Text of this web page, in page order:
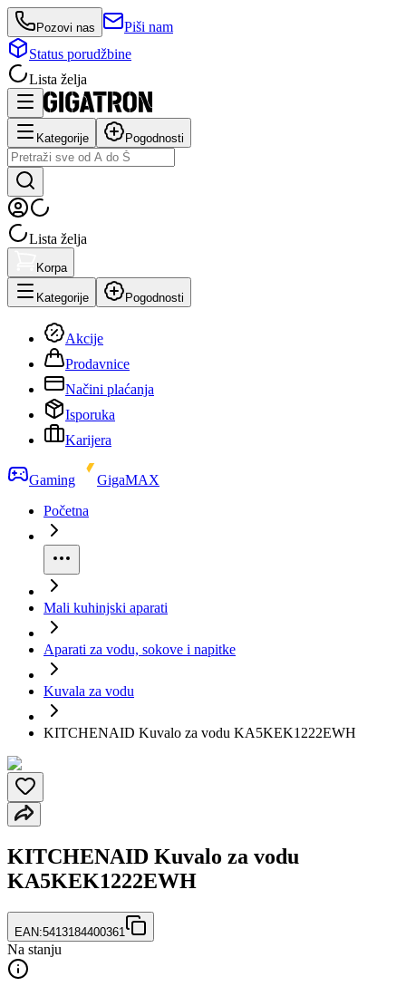
Pozovi nas
Piši nam
Status porudžbine
Lista želja
Kategorije Pogodnosti
Lista želja
Korpa
Kategorije Pogodnosti
Akcije
Prodavnice
Načini plaćanja
Isporuka
Karijera
Gaming
GigaMAX
Početna
Mali kuhinjski aparati
Aparati za vodu, sokove i napitke
Kuvala za vodu
KITCHENAID Kuvalo za vodu KA5KEK1222EWH
KITCHENAID Kuvalo za vodu
KA5KEK1222EWH
EAN:5413184400361
Na stanju